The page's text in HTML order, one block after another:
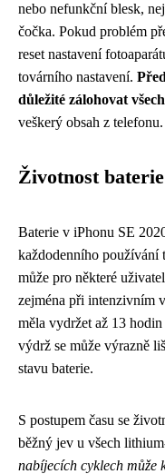
nebo nefunkční blesk,
čočka. Pokud problém
reset nastavení
továrního nastavení.
důležité zálohovat
veškerý obsah z telefonu.
Životnost
Baterie v iPhonu SE
každodenního používání
může pro některé
zejména při intenzivním
měla vydržet až 13
výdrž se může výrazně
stavu baterie.
S postupem času se
běžný jev u všech
nabíjecích cyklech může